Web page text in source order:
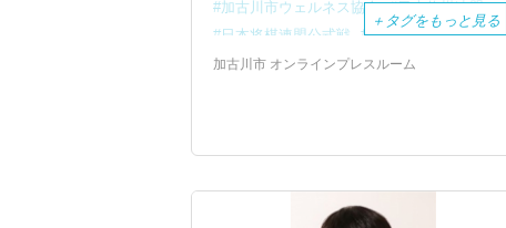
加古川市ウェルネス協会
日本将棋連盟
日本将棋連盟公式戦
岡部怜央四段
上野裕寿四段
＋ タグをもっと見る
加古川市 オンラインプレスルーム